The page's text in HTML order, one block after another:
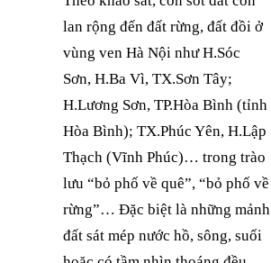
lan rộng đến đất rừng, đất đồi ở
vùng ven Hà Nội như H.Sóc
Sơn, H.Ba Vì, TX.Sơn Tây;
H.Lương Sơn, TP.Hòa Bình (tỉnh
Hòa Bình); TX.Phúc Yên, H.Lập
Thạch (Vĩnh Phúc)… trong trào
lưu “bỏ phố về quê”, “bỏ phố về
rừng”… Đặc biệt là những mảnh
đất sát mép nước hồ, sông, suối